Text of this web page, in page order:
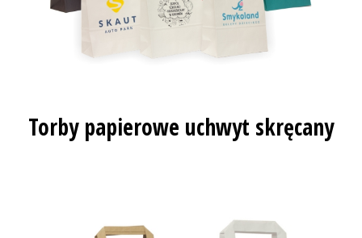
Torby papierowe uchwyt skręcany